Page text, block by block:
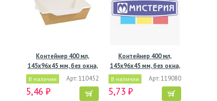
Контейнер 400 мл,
145х96х45 мм, без окна,
В наличии Арт: 110452
5,46 ₽
Контейнер 400 мл,
145х96х45 мм, без окна,
В наличии Арт: 119080
5,73 ₽